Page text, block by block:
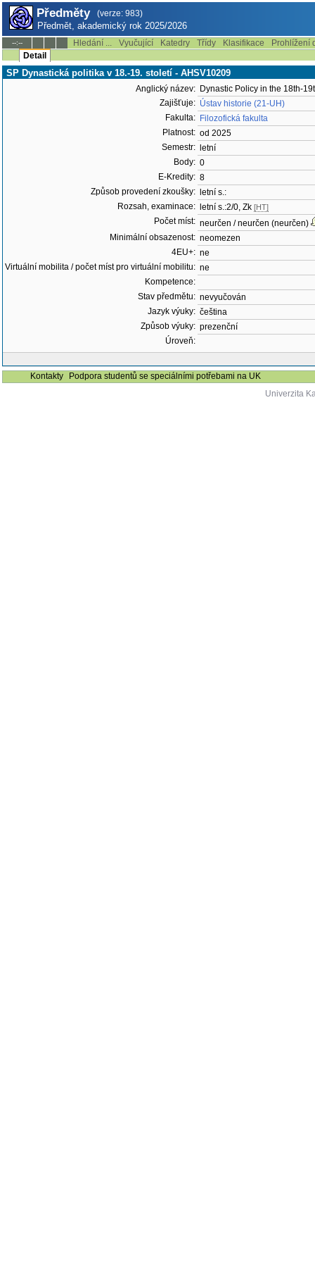
Předměty (verze: 983)
Předmět, akademický rok 2025/2026
--:-- Hledání ... Vyučující Katedry Třídy Klasifikace
Prohlížení
Detail
SP Dynastická politika v 18.-19. století - AHSV10209
Anglický název: Dynastic Policy in the 18th-
Zajišťuje: Ústav historie (21-UH)
Fakulta: Filozofická fakulta
Platnost: od 2025
Semestr:
letní
Body: 0
E-Kredity: 8
Způsob provedení zkoušky:
letní s.:
Rozsah, examinace:
letní s.:2/0, Zk [HT]
Počet míst: neurčen / neurčen (neurčen)
Minimální obsazenost: neomezen
4EU+: ne
Virtuální mobilita / počet míst pro virtuální mobilitu: ne
Kompetence:
Stav předmětu: nevyučován
Jazyk výuky: čeština
Způsob výuky: prezenční
Úroveň:
Kontakty
Podpora studentů se speciálními potřebami na UK
Univerzita